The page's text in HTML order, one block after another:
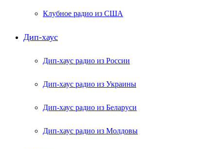
Клубное радио из США
Дип-хаус
Дип-хаус радио из России
Дип-хаус радио из Украины
Дип-хаус радио из Беларуси
Дип-хаус радио из Молдовы